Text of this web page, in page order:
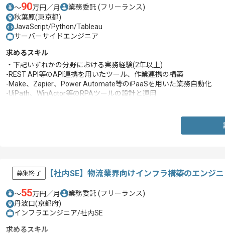
〜90万円／月 業務委託 (フリーランス)
秋葉原(東京都)
JavaScript/Python/Tableau
サーバーサイドエンジニア
求めるスキル
・下記いずれかの分野における実務経験(2年以上)
-REST API等のAPI連携を用いたツール、作業連携の構築
-Make、Zapier、Power Automate等のiPaaSを用いた業務自動化
-UiPath、WinActor等のRPAツールの設計と運用
募集終了 【社内SE】物流業界向けインフラ構築のエンジ
〜55万円／月 業務委託 (フリーランス)
丹波口(京都府)
インフラエンジニア/社内SE
求めるスキル